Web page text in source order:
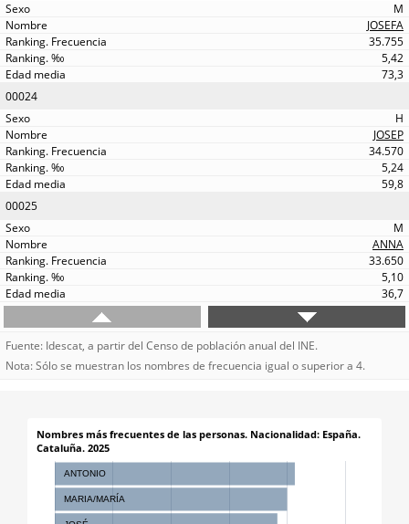
M
JOSEFA
35.755
5,42
73,3
00024
H
JOSEP
34.570
5,24
59,8
00025
M
ANNA
33.650
5,10
36,7
Fuente: Idescat, a partir del Censo de población anual del INE.
Nota: Sólo se muestran los nombres de frecuencia igual o superior a 4.